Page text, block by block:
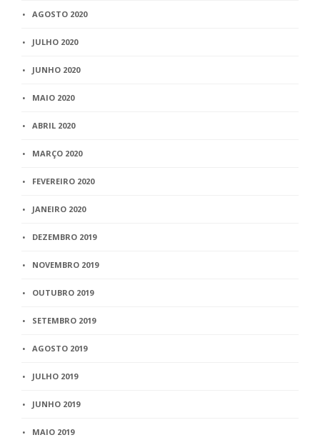
AGOSTO 2020
JULHO 2020
JUNHO 2020
MAIO 2020
ABRIL 2020
MARÇO 2020
FEVEREIRO 2020
JANEIRO 2020
DEZEMBRO 2019
NOVEMBRO 2019
OUTUBRO 2019
SETEMBRO 2019
AGOSTO 2019
JULHO 2019
JUNHO 2019
MAIO 2019